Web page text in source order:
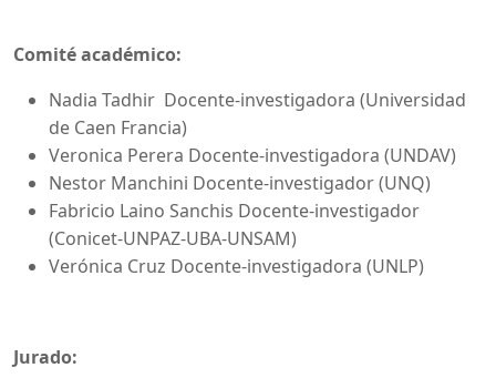
Comité académico:
Nadia Tadhir Docente-investigadora (Universidad
de Caen Francia)
Veronica Perera Docente-investigadora (UNDAV)
Nestor Manchini Docente-investigador (UNQ)
Fabricio Laino Sanchis Docente-investigador
(Conicet-UNPAZ-UBA-UNSAM)
Verónica Cruz Docente-investigadora (UNLP)
Jurado: